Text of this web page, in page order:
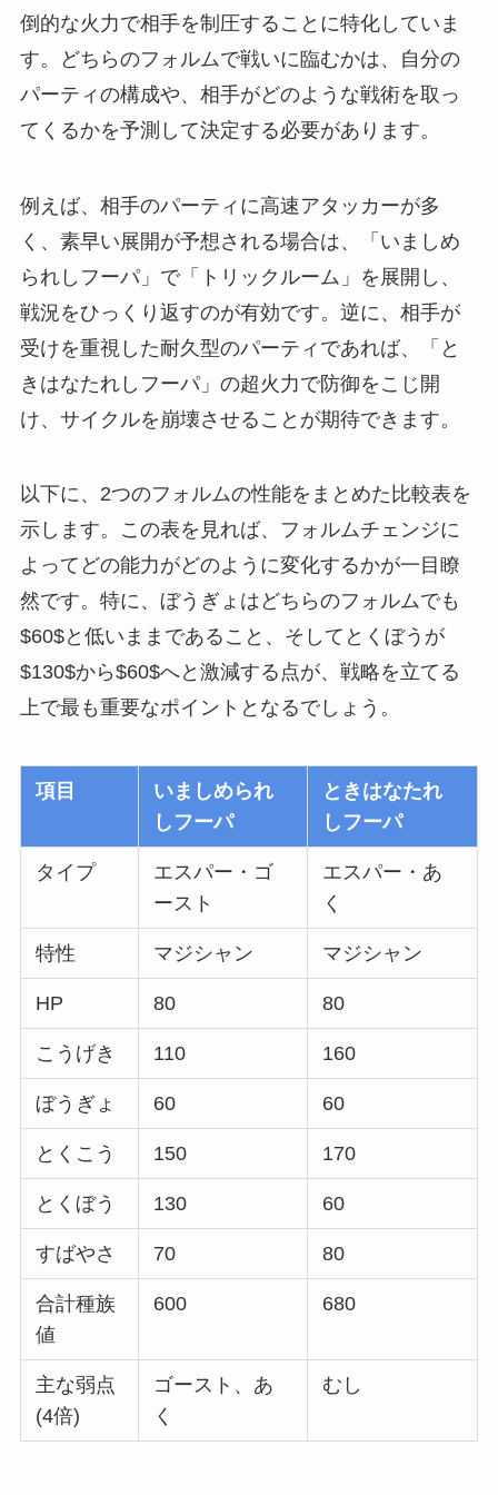
倒的な火力で相手を制圧することに特化していま
す。どちらのフォルムで戦いに臨むかは、自分の
パーティの構成や、相手がどのような戦術を取っ
てくるかを予測して決定する必要があります。
例えば、相手のパーティに高速アタッカーが多
く、素早い展開が予想される場合は、「いましめ
られしフーパ」で「トリックルーム」を展開し、
戦況をひっくり返すのが有効です。逆に、相手が
受けを重視した耐久型のパーティであれば、「と
きはなたれしフーパ」の超火力で防御をこじ開
け、サイクルを崩壊させることが期待できます。
以下に、2つのフォルムの性能をまとめた比較表を
示します。この表を見れば、フォルムチェンジに
よってどの能力がどのように変化するかが一目瞭
然です。特に、ぼうぎょはどちらのフォルムでも
$60$と低いままであること、そしてとくぼうが
$130$から$60$へと激減する点が、戦略を立てる
上で最も重要なポイントとなるでしょう。
項目
いましめられ
しフーパ
ときはなたれ
しフーパ
タイプ
エスパー・ゴ
ースト
エスパー・あ
く
特性 マジシャン マジシャン
HP 80 80
こうげき 110 160
ぼうぎょ 60 60
とくこう 150 170
とくぼう 130 60
すばやさ 70 80
合計種族
値
600 680
主な弱点
(4倍)
ゴースト、あ
く
むし